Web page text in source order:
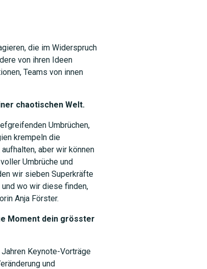
die im Widerspruch
von ihren Ideen
Teams von innen
chaotischen Welt.
Umbrüchen,
krempeln die
aber wir können
Umbrüche und
wir sieben Superkräfte
wo wir diese finden,
Anja Förster.
Moment dein grösster
Keynote-Vorträge
und